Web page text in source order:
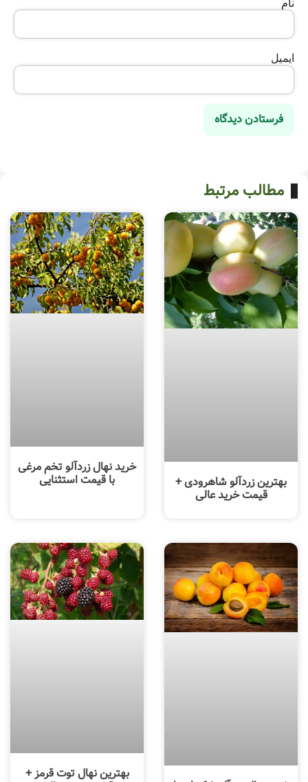
نام
ایمیل
مطالب مرتبط
بهترین زردآلو شاهرودی +
قیمت خرید عالی
خرید نهال زردآلو تخم مرغی
با قیمت استثنایی
بهترین نهال توت قرمز +